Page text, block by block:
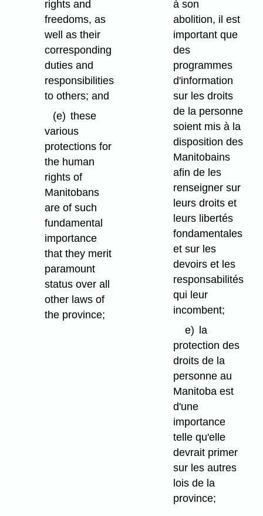
rights and
freedoms, as
well as their
corresponding
duties and
responsibilities
to others; and
(e) these
various
protections for
the human
rights of
Manitobans
are of such
fundamental
importance
that they merit
paramount
status over all
other laws of
the province;
à son
abolition, il est
important que
des
programmes
d'information
sur les droits
de la personne
soient mis à la
disposition des
Manitobains
afin de les
renseigner sur
leurs droits et
leurs libertés
fondamentales
et sur les
devoirs et les
responsabilités
qui leur
incombent;
e)
la
protection des
droits de la
personne au
Manitoba est
d'une
importance
telle qu'elle
devrait primer
sur les autres
lois de la
province;